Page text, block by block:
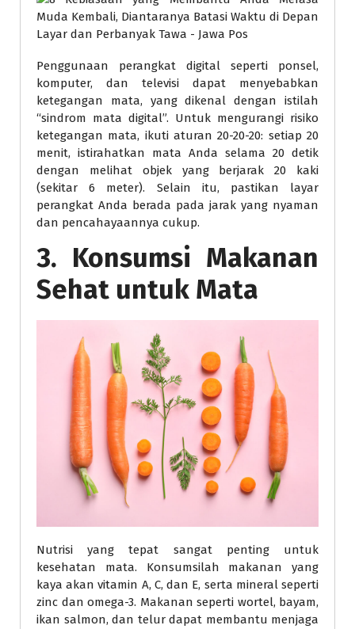
Penggunaan perangkat digital seperti ponsel,
komputer, dan televisi dapat menyebabkan
ketegangan mata, yang dikenal dengan istilah
“sindrom mata digital”. Untuk mengurangi risiko
ketegangan mata, ikuti aturan 20-20-20: setiap 20
menit, istirahatkan mata Anda selama 20 detik
dengan melihat objek yang berjarak 20 kaki
(sekitar 6 meter). Selain itu, pastikan layar
perangkat Anda berada pada jarak yang nyaman
dan pencahayaannya cukup.
3. Konsumsi Makanan
Sehat untuk Mata
Nutrisi yang tepat sangat penting untuk
kesehatan mata. Konsumsilah makanan yang
kaya akan vitamin A, C, dan E, serta mineral seperti
zinc dan omega-3. Makanan seperti wortel, bayam,
ikan salmon, dan telur dapat membantu menjaga